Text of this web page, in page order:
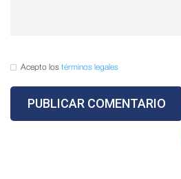
Acepto los términos legales